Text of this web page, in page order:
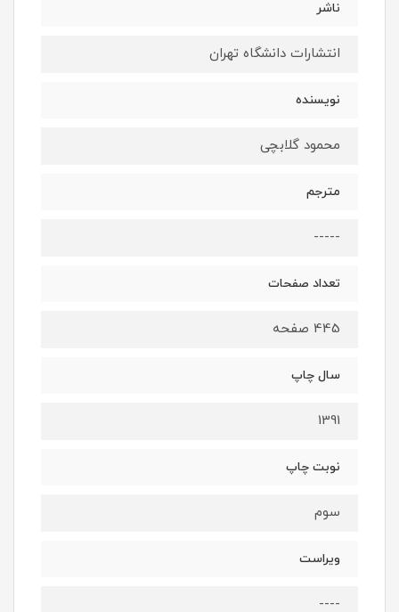
ناشر
انتشارات دانشگاه تهران
نویسنده
محمود گلابچی
مترجم
-----
تعداد صفحات
445 صفحه
سال چاپ
1391
نوبت چاپ
سوم
ویراست
----